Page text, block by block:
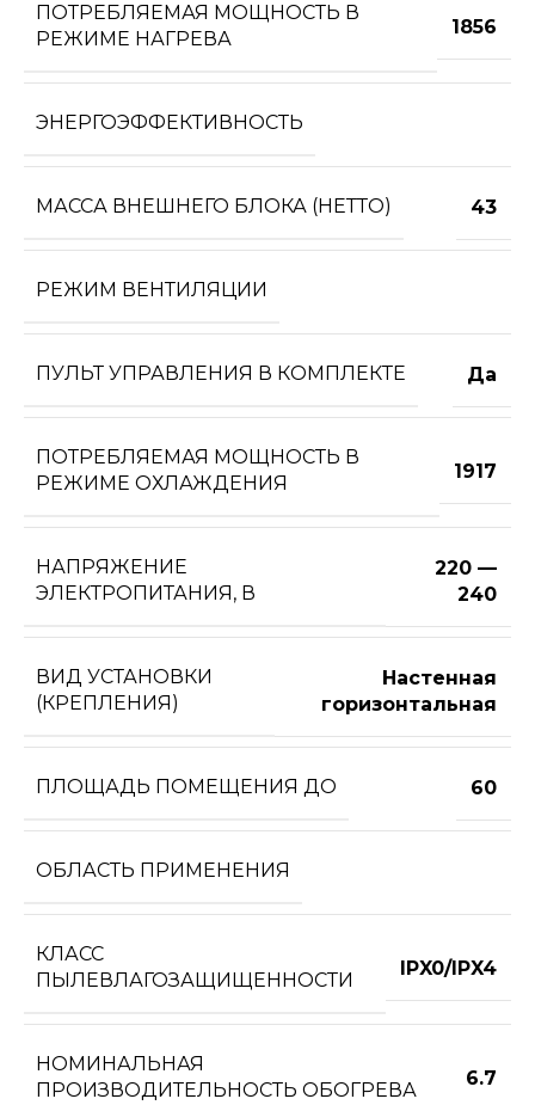
ПОТРЕБЛЯЕМАЯ МОЩНОСТЬ В
РЕЖИМЕ НАГРЕВА
1856
ЭНЕРГОЭФФЕКТИВНОСТЬ
МАССА ВНЕШНЕГО БЛОКА (НЕТТО) 43
РЕЖИМ ВЕНТИЛЯЦИИ
ПУЛЬТ УПРАВЛЕНИЯ В КОМПЛЕКТЕ Да
ПОТРЕБЛЯЕМАЯ МОЩНОСТЬ В
РЕЖИМЕ ОХЛАЖДЕНИЯ
1917
НАПРЯЖЕНИЕ
ЭЛЕКТРОПИТАНИЯ, В
220 —
240
ВИД УСТАНОВКИ
(КРЕПЛЕНИЯ)
Настенная
горизонтальная
ПЛОЩАДЬ ПОМЕЩЕНИЯ ДО 60
ОБЛАСТЬ ПРИМЕНЕНИЯ
КЛАСС
ПЫЛЕВЛАГОЗАЩИЩЕННОСТИ
IPX0/IPX4
НОМИНАЛЬНАЯ
ПРОИЗВОДИТЕЛЬНОСТЬ ОБОГРЕВА
6.7